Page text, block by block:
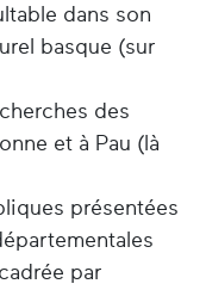
dans son
basque (sur
des
et à Pau (là
présentées
par